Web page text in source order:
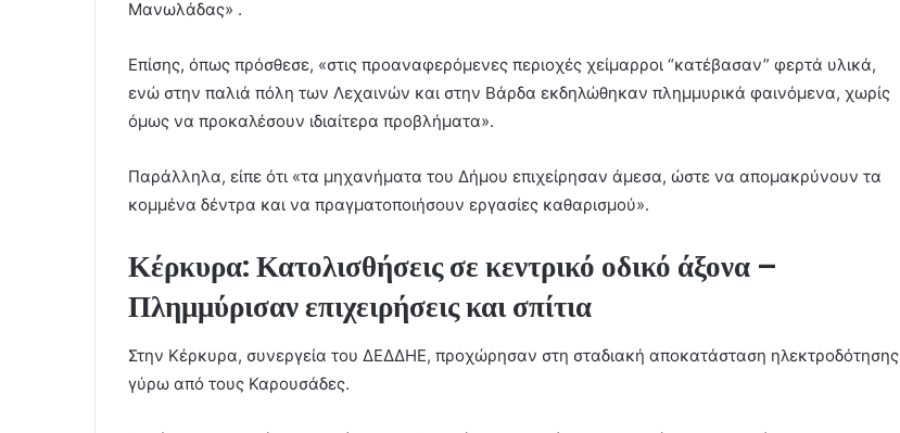
Μανωλάδας» .
Επίσης, όπως πρόσθεσε, «στις προαναφερόμενες περιοχές χείμαρροι “κατέβασαν” φερτά υλικά,
ενώ στην παλιά πόλη των Λεχαινών και στην Βάρδα εκδηλώθηκαν πλημμυρικά φαινόμενα, χωρίς
όμως να προκαλέσουν ιδιαίτερα προβλήματα».
Παράλληλα, είπε ότι «τα μηχανήματα του Δήμου επιχείρησαν άμεσα, ώστε να απομακρύνουν τα
κομμένα δέντρα και να πραγματοποιήσουν εργασίες καθαρισμού».
Κέρκυρα: Κατολισθήσεις σε κεντρικό οδικό άξονα –
Πλημμύρισαν επιχειρήσεις και σπίτια
Στην Κέρκυρα, συνεργεία του ΔΕΔΔΗΕ, προχώρησαν στη σταδιακή αποκατάσταση ηλεκτροδότησης
γύρω από τους Καρουσάδες.